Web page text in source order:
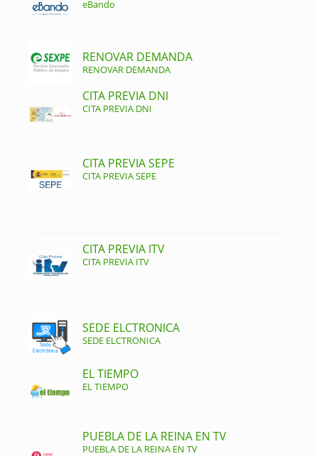
eBando
RENOVAR DEMANDA
RENOVAR DEMANDA
CITA PREVIA DNI
CITA PREVIA DNI
CITA PREVIA SEPE
CITA PREVIA SEPE
CITA PREVIA ITV
CITA PREVIA ITV
SEDE ELCTRONICA
SEDE ELCTRONICA
EL TIEMPO
EL TIEMPO
PUEBLA DE LA REINA EN TV
PUEBLA DE LA REINA EN TV